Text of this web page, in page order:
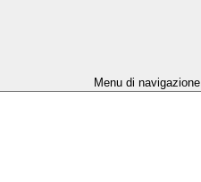
Menu di navigazione